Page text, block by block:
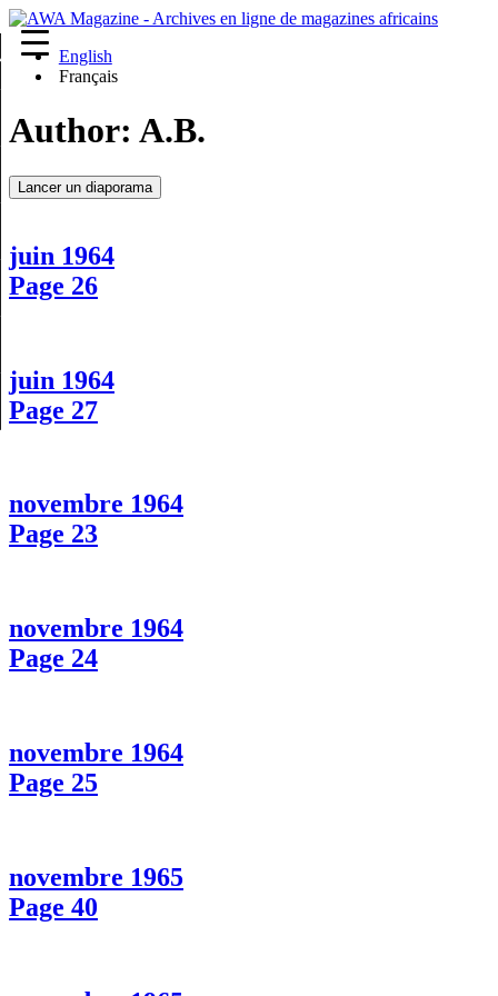
English
Français
Author: A.B.
Lancer un diaporama
juin 1964
Page 26
juin 1964
Page 27
novembre 1964
Page 23
novembre 1964
Page 24
novembre 1964
Page 25
novembre 1965
Page 40